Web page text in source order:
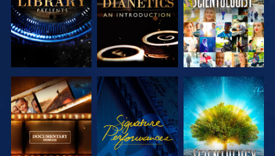
VERKEN DE
SERIE
KIJK
VERKEN DE
SERIE